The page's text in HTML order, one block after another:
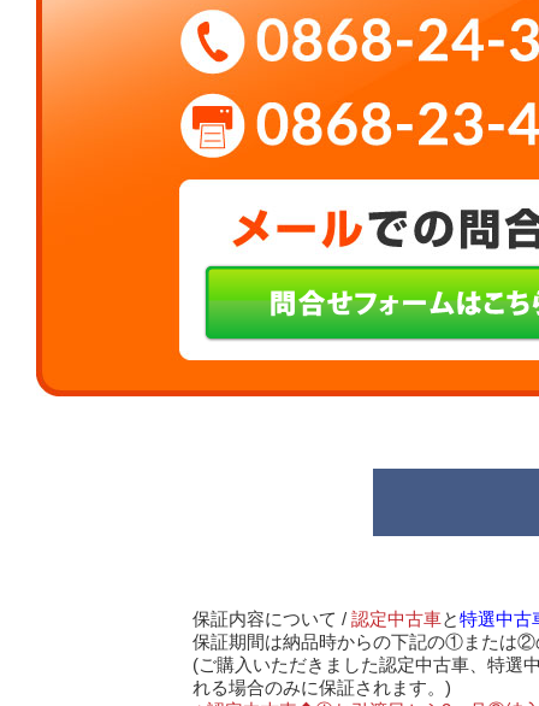
保証内容について / 認定中古車と特選中古
保証期間は納品時からの下記の①または②
(ご購入いただきました認定中古車、特選
れる場合のみに保証されます。)